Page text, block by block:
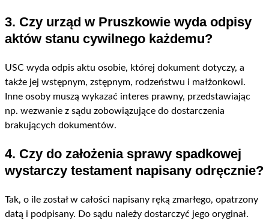
3. Czy urząd w Pruszkowie wyda odpisy
aktów stanu cywilnego każdemu?
USC wyda odpis aktu osobie, której dokument dotyczy, a
także jej wstępnym, zstępnym, rodzeństwu i małżonkowi.
Inne osoby muszą wykazać interes prawny, przedstawiając
np. wezwanie z sądu zobowiązujące do dostarczenia
brakujących dokumentów.
4. Czy do założenia sprawy spadkowej
wystarczy testament napisany odręcznie?
Tak, o ile został w całości napisany ręką zmarłego, opatrzony
datą i podpisany. Do sądu należy dostarczyć jego oryginał.